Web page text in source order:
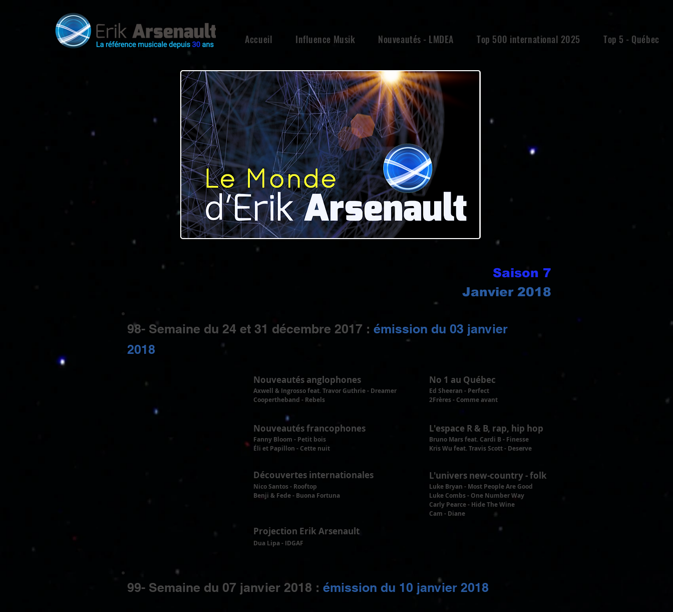
Accueil Influence Musik Nouveautés - LMDEA Top 500 international 2025 Top 5 - Québec
Saison 7
Janvier 2018
98- Semaine du 24 et 31 décembre 2017 : émission du 03 janvier
2018
Nouveautés anglophones
Axwell & Ingrosso feat. Travor Guthrie - Dreamer
Coopertheband - Rebels
Nouveautés francophones
Fanny Bloom - Petit bois
Éli et Papillon - Cette nuit
Découvertes internationales
Nico Santos - Rooftop
Benji & Fede - Buona Fortuna
No 1 au Québec
Ed Sheeran - Perfect
2Frères - Comme avant
L'espace R & B, rap, hip hop
Bruno Mars feat. Cardi B - Finesse
Kris Wu feat. Travis Scott - Deserve
L'univers new-country - folk
Luke Bryan - Most People Are Good
Luke Combs - One Number Way
Carly Pearce - Hide The Wine
Cam - Diane
Projection Erik Arsenault
Dua Lipa - IDGAF
99- Semaine du 07 janvier 2018 : émission du 10 janvier 2018